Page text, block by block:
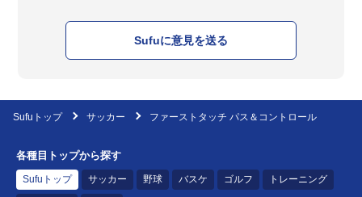
Sufuに意見を送る
Sufuトップ サッカー ファーストタッチ パス＆コントロール
各種目トップから探す
Sufuトップ サッカー 野球 バスケ ゴルフ トレーニング